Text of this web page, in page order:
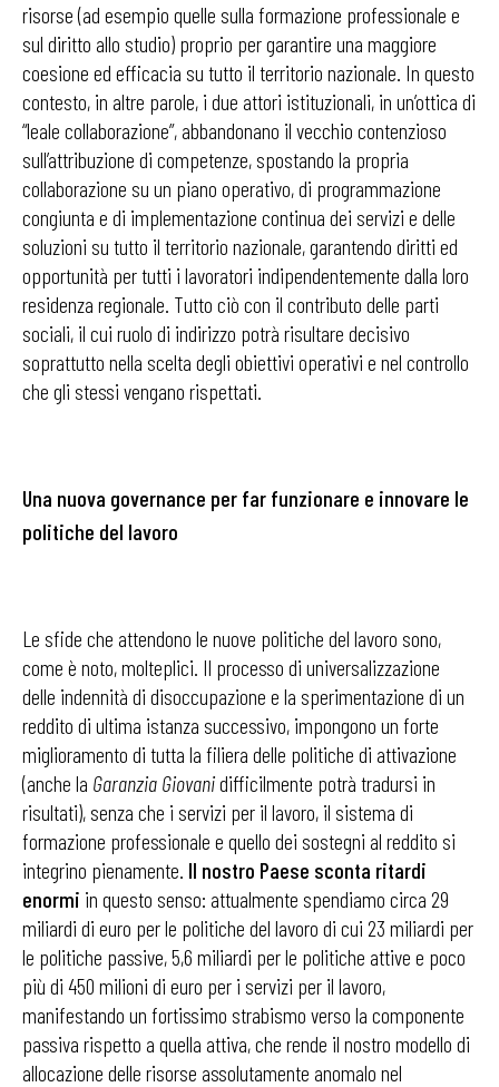
risorse (ad esempio quelle sulla formazione professionale e
sul diritto allo studio) proprio per garantire una maggiore
coesione ed efficacia su tutto il territorio nazionale. In questo
contesto, in altre parole, i due attori istituzionali, in un’ottica di
“leale collaborazione”, abbandonano il vecchio contenzioso
sull’attribuzione di competenze, spostando la propria
collaborazione su un piano operativo, di programmazione
congiunta e di implementazione continua dei servizi e delle
soluzioni su tutto il territorio nazionale, garantendo diritti ed
opportunità per tutti i lavoratori indipendentemente dalla loro
residenza regionale. Tutto ciò con il contributo delle parti
sociali, il cui ruolo di indirizzo potrà risultare decisivo
soprattutto nella scelta degli obiettivi operativi e nel controllo
che gli stessi vengano rispettati.
Una nuova governance per far funzionare e innovare le
politiche del lavoro
Le sfide che attendono le nuove politiche del lavoro sono,
come è noto, molteplici. Il processo di universalizzazione
delle indennità di disoccupazione e la sperimentazione di un
reddito di ultima istanza successivo, impongono un forte
miglioramento di tutta la filiera delle politiche di attivazione
(anche la Garanzia Giovanidifficilmente potrà tradursi in
risultati), senza che i servizi per il lavoro, il sistema di
formazione professionale e quello dei sostegni al reddito si
integrino pienamente. Il nostro Paese sconta ritardi
enormi in questo senso: attualmente spendiamo circa 29
miliardi di euro per le politiche del lavoro di cui 23 miliardi per
le politiche passive, 5,6 miliardi per le politiche attive e poco
più di 450 milioni di euro per i servizi per il lavoro,
manifestando un fortissimo strabismo verso la componente
passiva rispetto a quella attiva, che rende il nostro modello di
allocazione delle risorse assolutamente anomalo nel